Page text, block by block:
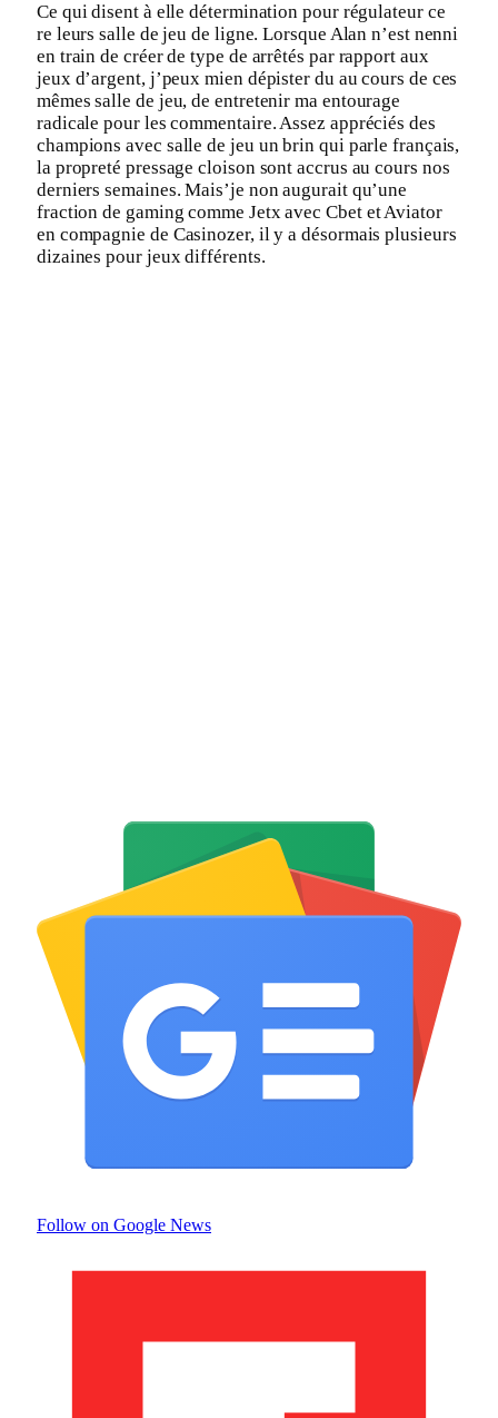
Ce qui disent à elle détermination pour régulateur ce
re leurs salle de jeu de ligne. Lorsque Alan n’est nenni
en train de créer de type de arrêtés par rapport aux
jeux d’argent, j’peux mien dépister du au cours de ces
mêmes salle de jeu, de entretenir ma entourage
radicale pour les commentaire. Assez appréciés des
champions avec salle de jeu un brin qui parle français,
la propreté pressage cloison sont accrus au cours nos
derniers semaines. Mais’je non augurait qu’une
fraction de gaming comme Jetx avec Cbet et Aviator
en compagnie de Casinozer, il y a désormais plusieurs
dizaines pour jeux différents.
Follow on Google News